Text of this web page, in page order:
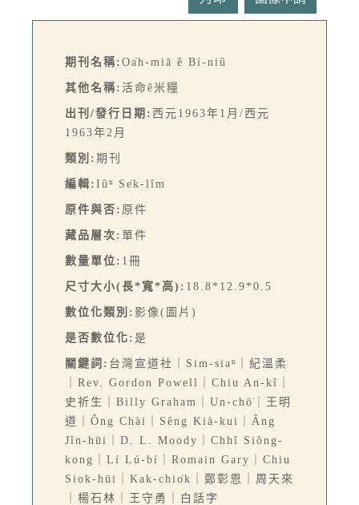
期刊名稱: Oa̍h-miā ê Bí-niû
其他名稱: 活命ê米糧
出刊/發行日期: 西元1963年1月/西元
1963年2月
類別: 期刊
編輯: Iûⁿ Se̍k-lîm
原件與否: 原件
藏品層次: 單件
數量單位: 1冊
尺寸大小(長*寬*高): 18.8*12.9*0.5
數位化類別: 影像(圖片)
是否數位化: 是
關鍵詞: 台灣宣道社｜Sim-siaⁿ｜紀溫柔
｜Rev. Gordon Powell｜Chiu An-kî｜
史祈生｜Billy Graham｜Un-chō͘｜王明
道｜Ông Chài｜Sêng Kià-kui｜Âng
Jîn-hūi｜D. L. Moody｜Chhî Siông-
kong｜Lí Lú-bí｜Romain Gary｜Chiu
Siok-hūi｜Kak-chio̍k｜鄭彰恩｜周天來
｜楊石林｜王守勇｜白話字